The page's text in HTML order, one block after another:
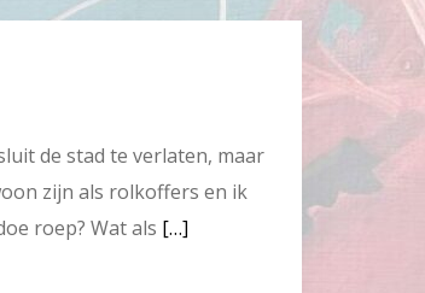
de stad te verlaten, maar
zijn als rolkoffers en ik
roep? Wat als […]